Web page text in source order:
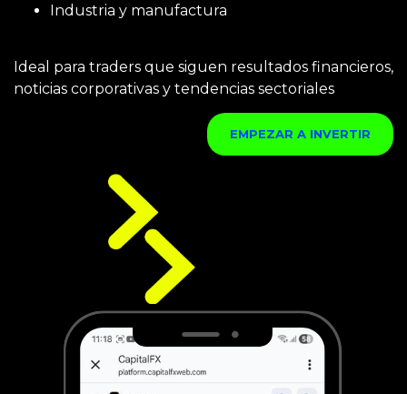
Industria y manufactura
Ideal para traders que siguen resultados financieros,
noticias corporativas y tendencias sectoriales
EMPEZAR A INVERTIR